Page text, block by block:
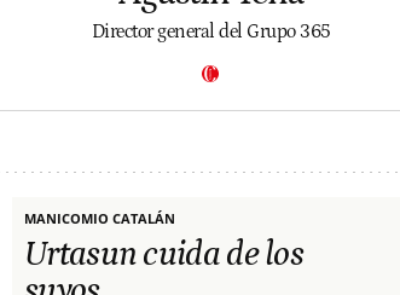
Director general del Grupo 365
MANICOMIO CATALÁN
Urtasun cuida de los